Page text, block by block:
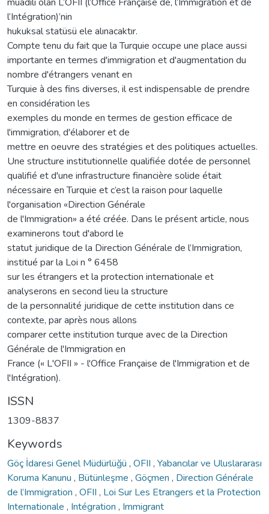
l’Intégration)’nin
hukuksal statüsü ele alınacaktır.
Compte tenu du fait que la Turquie occupe une place aussi
importante en termes d'immigration et d'augmentation du
nombre d'étrangers venant en
Turquie à des fins diverses, il est indispensable de prendre
en considération les
exemples du monde en termes de gestion efficace de
l'immigration, d'élaborer et de
mettre en oeuvre des stratégies et des politiques actuelles.
Une structure institutionnelle qualifiée dotée de personnel
qualifié et d'une infrastructure financière solide était
nécessaire en Turquie et c’est la raison pour laquelle
l'organisation «Direction Générale
de l'Immigration» a été créée. Dans le présent article, nous
examinerons tout d'abord le
statut juridique de la Direction Générale de l’Immigration,
institué par la Loi n ° 6458
sur les étrangers et la protection internationale et
analyserons en second lieu la structure
de la personnalité juridique de cette institution dans ce
contexte, par après nous allons
comparer cette institution turque avec de la Direction
Générale de l'Immigration en
France (« L'OFII » - l'Office Française de l'Immigration et de
l'Intégration).
ISSN
1309-8837
Keywords
Göç İdaresi Genel Müdürlüğü , OFII , Yabancılar ve Uluslararası
Koruma Kanunu , Bütünleşme , Göçmen , Direction Générale
de l’Immigration , OFII , Loi Sur Les Etrangers et la Protection
Internationale , Intégration , Immigrant